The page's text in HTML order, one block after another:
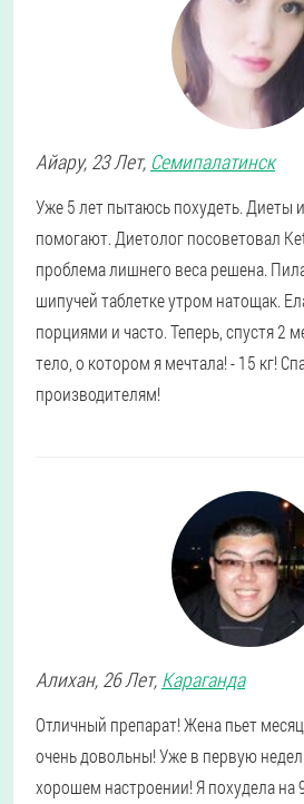
Айару, 23 Лет, Семипалатинск
Уже 5 лет пытаюсь похудеть. Диеты
помогают. Диетолог посоветовал
проблема лишнего веса решена.
шипучей таблетке утром натощак.
порциями и часто. Теперь, спустя 2
тело, о котором я мечтала! - 15 кг!
производителям!
Алихан, 26 Лет, Караганда
Отличный препарат! Жена пьет
очень довольны! Уже в первую
хорошем настроении! Я похудела на